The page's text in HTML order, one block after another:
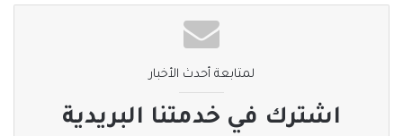
لمتابعة أحدث الأخبار
اشترك في خدمتنا البريدية